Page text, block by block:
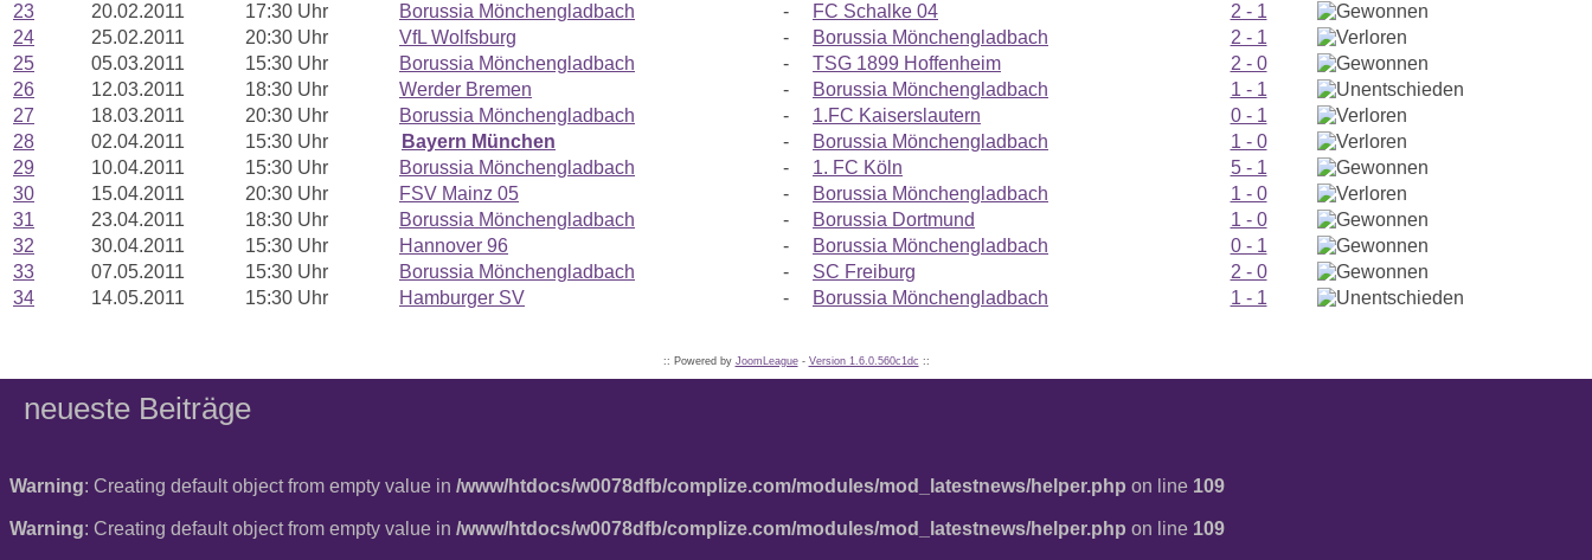
23
20.02.2011 17:30 Uhr Borussia Mönchengladbach - FC Schalke 04
2 - 1
24
25.02.2011 20:30 Uhr VfL Wolfsburg - Borussia Mönchengladbach
2 - 1
25
05.03.2011 15:30 Uhr Borussia Mönchengladbach - TSG 1899 Hoffenheim
2 - 0
26
12.03.2011 18:30 Uhr Werder Bremen - Borussia Mönchengladbach
1 - 1
27
18.03.2011 20:30 Uhr Borussia Mönchengladbach - 1.FC Kaiserslautern
0 - 1
28
02.04.2011 15:30 Uhr Bayern München - Borussia Mönchengladbach
1 - 0
29
10.04.2011 15:30 Uhr Borussia Mönchengladbach - 1. FC Köln
5 - 1
30
15.04.2011 20:30 Uhr FSV Mainz 05 - Borussia Mönchengladbach
1 - 0
31
23.04.2011 18:30 Uhr Borussia Mönchengladbach - Borussia Dortmund
1 - 0
32
30.04.2011 15:30 Uhr Hannover 96 - Borussia Mönchengladbach
0 - 1
33
07.05.2011 15:30 Uhr Borussia Mönchengladbach - SC Freiburg
2 - 0
34
14.05.2011 15:30 Uhr Hamburger SV - Borussia Mönchengladbach 1 - 1
:: Powered by JoomLeague- Version 1.6.0.560c1dc ::
neueste Beiträge
Warning: Creating default object from empty value in /www/htdocs/w0078dfb/complize.com/modules/mod_latestnews/helper.php on line 109
Warning: Creating default object from empty value in /www/htdocs/w0078dfb/complize.com/modules/mod_latestnews/helper.php on line 109